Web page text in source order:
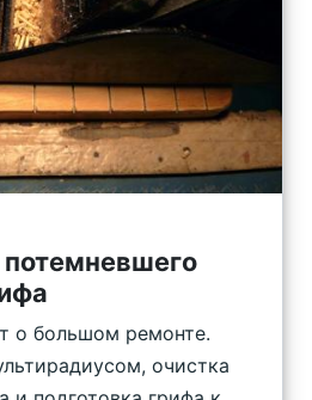
о большом ремонте.
очистка